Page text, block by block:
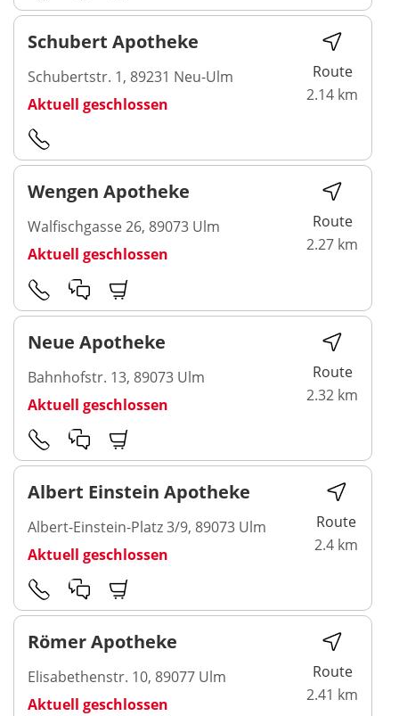
Schubert Apotheke
Schubertstr. 1, 89231 Neu-Ulm
Aktuell geschlossen
Route
2.14 km
Wengen Apotheke
Walfischgasse 26, 89073 Ulm
Aktuell geschlossen
Route
2.27 km
Neue Apotheke
Bahnhofstr. 13, 89073 Ulm
Aktuell geschlossen
Route
2.32 km
Albert Einstein Apotheke
Albert-Einstein-Platz 3/9, 89073 Ulm
Aktuell geschlossen
Route
2.4 km
Römer Apotheke
Elisabethenstr. 10, 89077 Ulm
Aktuell geschlossen
Route
2.41 km